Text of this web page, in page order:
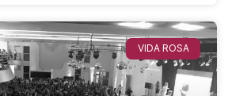
VIDA ROSA